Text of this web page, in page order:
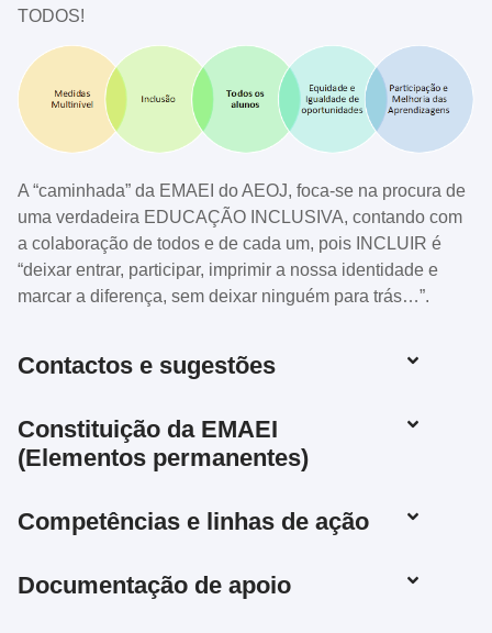
TODOS!
A “caminhada” da EMAEI do AEOJ, foca-se na procura de
uma verdadeira EDUCAÇÃO INCLUSIVA, contando com
a colaboração de todos e de cada um, pois INCLUIR é
“deixar entrar, participar, imprimir a nossa identidade e
marcar a diferença, sem deixar ninguém para trás…”.
Contactos e sugestões
Constituição da EMAEI
(Elementos permanentes)
Competências e linhas de ação
Documentação de apoio